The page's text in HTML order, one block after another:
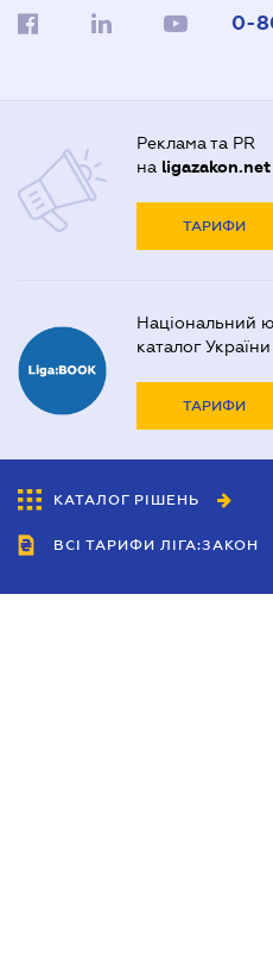
0-
Реклама та PR
на ligazakon.net
ТАРИФИ
Національний
каталог України
ТАРИФИ
КАТАЛОГ РІШЕНЬ
ВСІ ТАРИФИ ЛІГА:ЗАКОН